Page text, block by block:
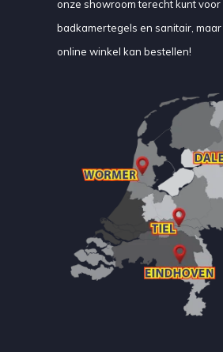
onze showroom terecht kunt voor
badkamertegels en sanitair, maar
online winkel kan bestellen!